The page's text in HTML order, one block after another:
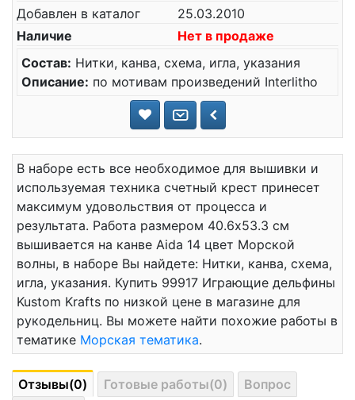
Добавлен в каталог
25.03.2010
Наличие
Нет в продаже
Состав: Нитки, канва, схема, игла, указания
Описание: по мотивам произведений Interlitho
В наборе есть все необходимое для вышивки и
используемая техника счетный крест принесет
максимум удовольствия от процесса и
результата. Работа размером 40.6x53.3 см
вышивается на канве Aida 14 цвет Морской
волны, в наборе Вы найдете: Нитки, канва, схема,
игла, указания. Купить 99917 Играющие дельфины
Kustom Krafts по низкой цене в магазине для
рукодельниц. Вы можете найти похожие работы в
тематике Морская тематика.
Отзывы(0) Готовые работы(0)
Вопрос